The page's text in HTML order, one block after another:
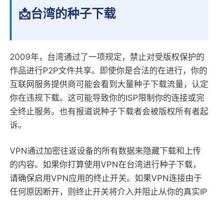
📩台湾的种子下载
2009年，台湾通过了一项规定，禁止对受版权保护的
作品进行P2P文件共享。即使你是合法的在进行，你的
互联网服务提供商可能会看到大量种子下载流量，认定
你在违规下载。这可能导致你的ISP限制你的连接或完
全终止服务。也有报道说种子下载者会被版权所有者起
诉。
VPN通过加密往返设备的所有数据来隐藏下载和上传
的内容。如果你打算使用VPN在台湾进行种子下载，
请确保启用VPN应用的终止开关。如果VPN连接由于
任何原因断开，则终止开关将介入并阻止从你的真实IP